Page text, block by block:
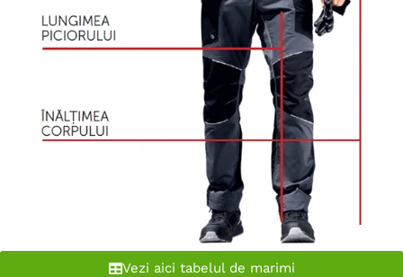
Vezi aici tabelul de marimi